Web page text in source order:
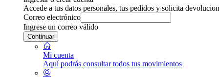
Accede a tus datos personales, tus pedidos y solicita
Correo electrónico
Ingrese un correo válido
Continuar
Mi cuenta
Aquí podrás consultar todos tus movimientos